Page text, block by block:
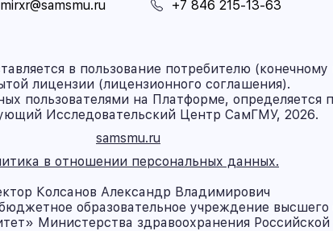
mirxr@samsmu.ru +7 846 215-13-63
в пользование потребителю (конечному
лицензии (лицензионного соглашения).
пользователями на Платформе, определяется
Исследовательский Центр СамГМУ, 2026.
samsmu.ru
в отношении персональных данных.
Колсанов Александр Владимирович
образовательное учреждение
Министерства здравоохранения